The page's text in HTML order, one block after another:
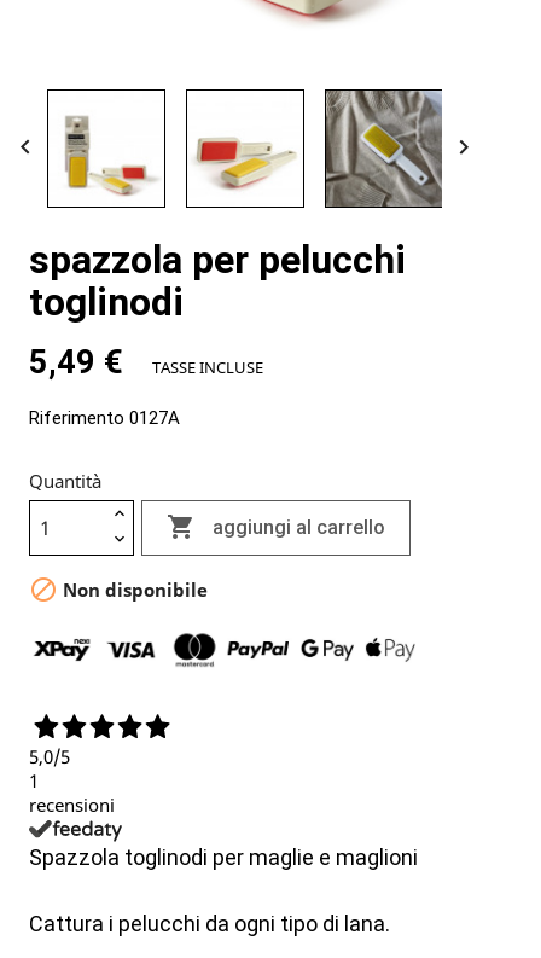
 
spazzola per pelucchi
toglinodi
5,49 € TASSE INCLUSE
Riferimento 0127A
Quantità
 aggiungi al carrello
 Non disponibile
5,0/5
1
recensioni
Spazzola toglinodi per maglie e maglioni
Cattura i pelucchi da ogni tipo di lana.